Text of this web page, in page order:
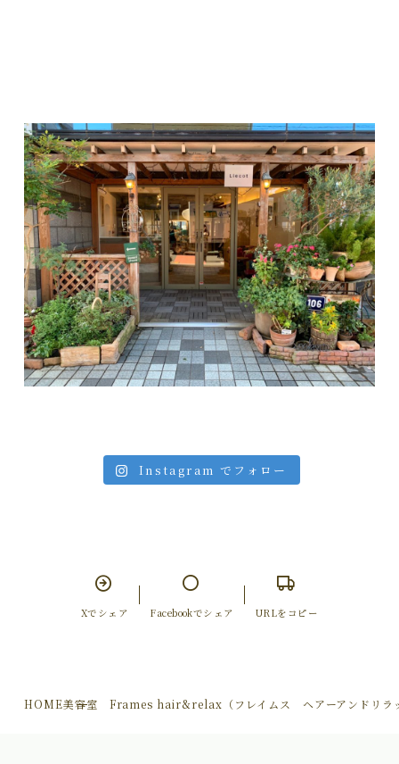
Instagram でフォロー
Xでシェア Facebookでシェア URLをコピー
HOME美容室 Frames hair&relax（フレイムス ヘアーアンドリラ